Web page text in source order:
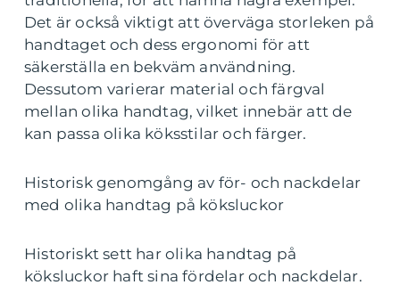
Det är också viktigt att överväga storleken på
handtaget och dess ergonomi för att
säkerställa en bekväm användning.
Dessutom varierar material och färgval
mellan olika handtag, vilket innebär att de
kan passa olika köksstilar och färger.
Historisk genomgång av för- och nackdelar
med olika handtag på köksluckor
Historiskt sett har olika handtag på
köksluckor haft sina fördelar och nackdelar.